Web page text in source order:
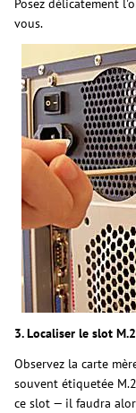
Posez délicatement
vous.
3. Localiser le slot M.2
Observez la carte
souvent étiquetée
ce slot — il faudra